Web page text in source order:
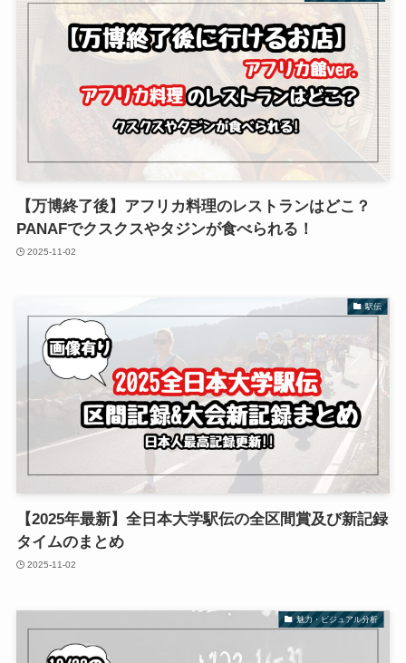
【万博終了後】アフリカ料理のレストランはどこ？
PANAFでクスクスやタジンが食べられる！
2025-11-02
駅伝
【2025年最新】全日本大学駅伝の全区間賞及び新記録
タイムのまとめ
2025-11-02
魅力・ビジュアル分析